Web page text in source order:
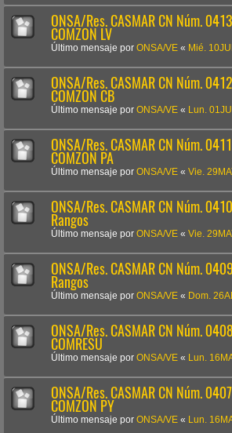
ONSA/Res. CASMAR CN Núm.
COMZON LV
Último mensaje por ONSA/VE « Mié.
ONSA/Res. CASMAR CN Núm.
COMZON CB
Último mensaje por ONSA/VE « Lun.
ONSA/Res. CASMAR CN Núm.
COMZON PA
Último mensaje por ONSA/VE « Vie.
ONSA/Res. CASMAR CN Núm.
Rangos
Último mensaje por ONSA/VE « Vie.
ONSA/Res. CASMAR CN Núm.
Rangos
Último mensaje por ONSA/VE « Dom.
ONSA/Res. CASMAR CN Núm.
COMRESU
Último mensaje por ONSA/VE « Lun.
ONSA/Res. CASMAR CN Núm.
COMZON PY
Último mensaje por ONSA/VE « Lun.